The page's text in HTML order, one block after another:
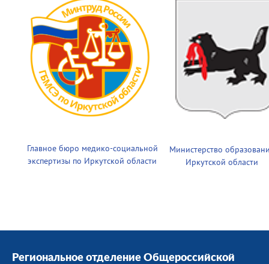
Главное бюро медико-социальной
экспертизы по Иркутской области
Министерство
Иркутской области
Региональное отделение Общероссийской